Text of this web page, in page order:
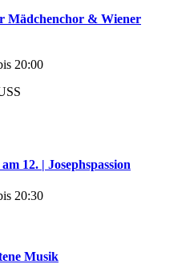
Mädchenchor & Wiener
20:00
12. | Josephspassion
20:30
Musik